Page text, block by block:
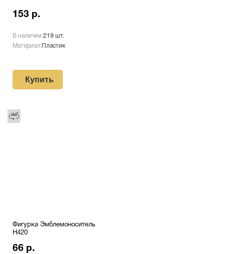
153 р.
В наличии:219 шт.
Материал: Пластик
Купить
Фигурка Эмблемоноситель
H420
66 р.